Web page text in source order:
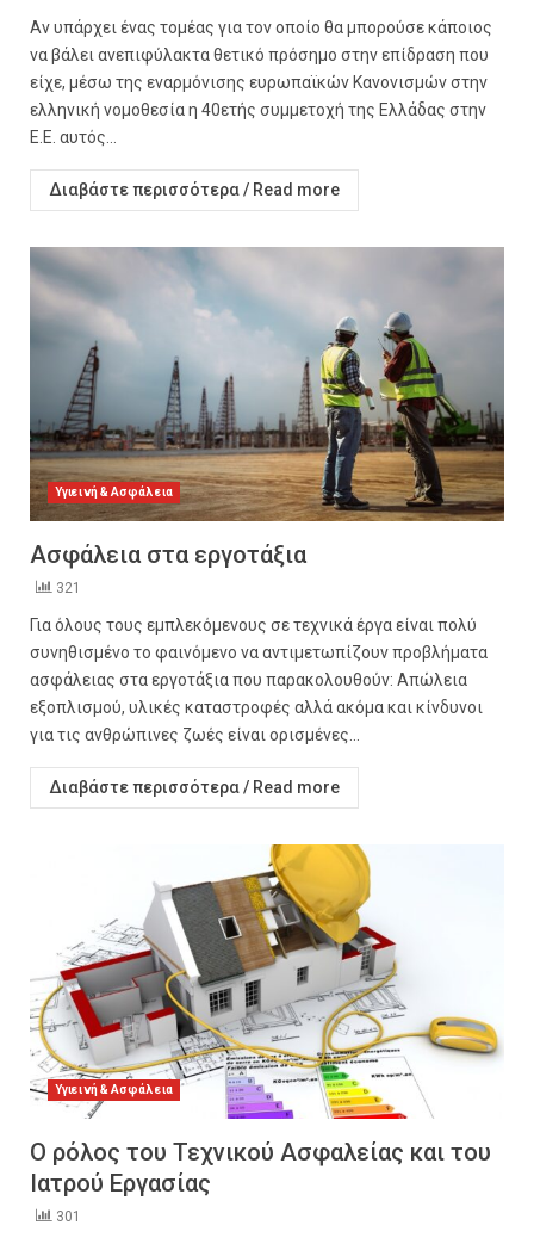
Αν υπάρχει ένας τομέας για τον oποίο θα μπορούσε κάποιος
να βάλει ανεπιφύλακτα θετικό πρόσημο στην επίδραση που
είχε, μέσω της εναρμόνισης ευρωπαϊκών Κανονισμών στην
ελληνική νομοθεσία η 40ετής συμμετοχή της Ελλάδας στην
Ε.Ε. αυτός...
Διαβάστε περισσότερα / Read more
Υγιεινή & Ασφάλεια
Ασφάλεια στα εργοτάξια
321
Για όλους τους εμπλεκόμενους σε τεχνικά έργα είναι πολύ
συνηθισμένο το φαινόμενο να αντιμετωπίζουν προβλήματα
ασφάλειας στα εργοτάξια που παρακολουθούν: Απώλεια
εξοπλισμού, υλικές καταστροφές αλλά ακόμα και κίνδυνοι
για τις ανθρώπινες ζωές είναι ορισμένες...
Διαβάστε περισσότερα / Read more
Υγιεινή & Ασφάλεια
Ο ρόλος του Τεχνικού Ασφαλείας και του
Ιατρού Εργασίας
301